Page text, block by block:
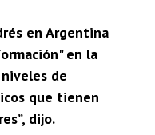
en Argentina
en la
de
que tienen
dijo.